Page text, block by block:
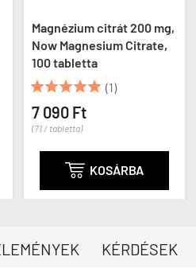
Magnézium citrát 200 mg,
Now Magnesium Citrate,
100 tabletta
 (1)
7 090 Ft
(71 / tabletta)
 KOSÁRBA
KÉRDÉSEK